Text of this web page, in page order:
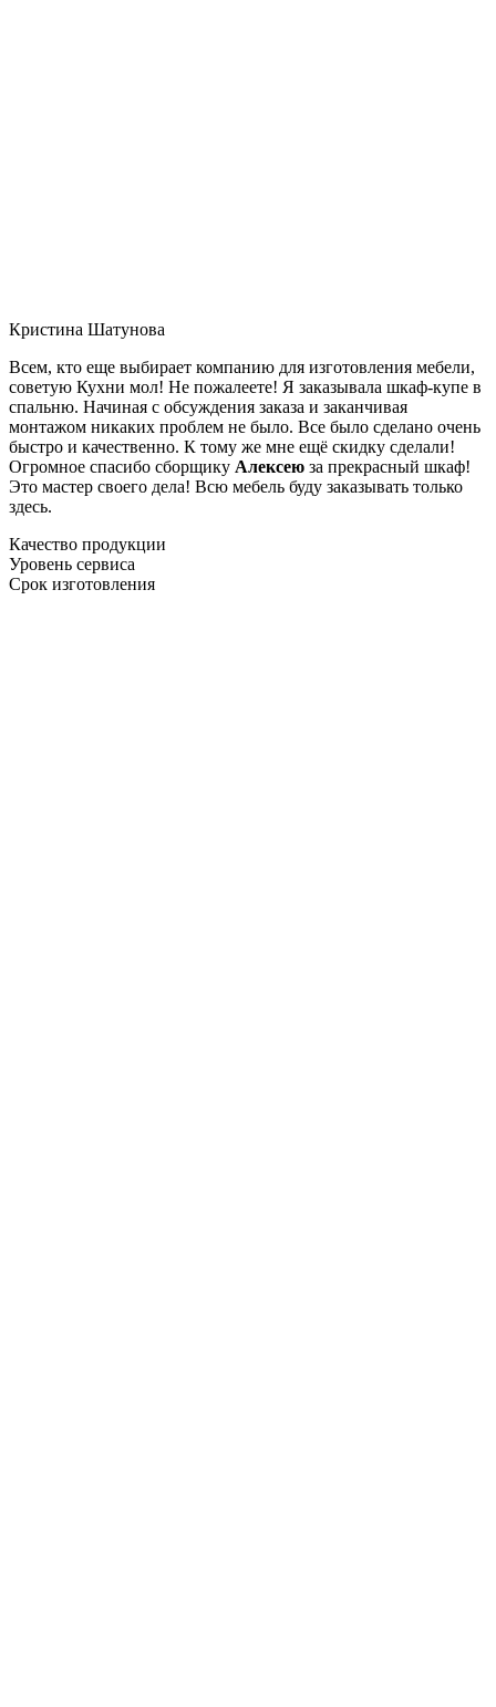
Кристина Шатунова
Всем, кто еще выбирает компанию для изготовления мебели,
советую Кухни мол! Не пожалеете! Я заказывала шкаф-купе в
спальню. Начиная с обсуждения заказа и заканчивая
монтажом никаких проблем не было. Все было сделано очень
быстро и качественно. К тому же мне ещё скидку сделали!
Огромное спасибо сборщику Алексею за прекрасный шкаф!
Это мастер своего дела! Всю мебель буду заказывать только
здесь.
Качество продукции
Уровень сервиса
Срок изготовления